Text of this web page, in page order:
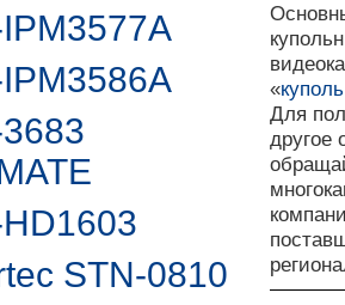
STN-0810
«
Для
другое